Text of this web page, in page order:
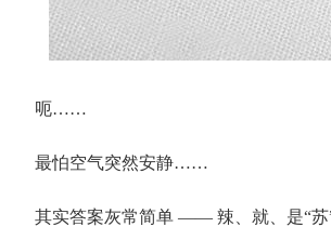
呃……
最怕空气突然安静……
其实答案灰常简单 —— 辣、就、是“苏